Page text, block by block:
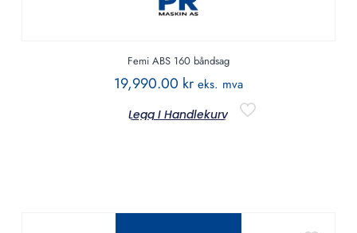
Femi ABS 160 båndsag
19,990.00 kr eks. mva
Legg I Handlekurv